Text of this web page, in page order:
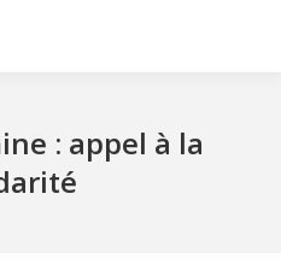
: appel à la